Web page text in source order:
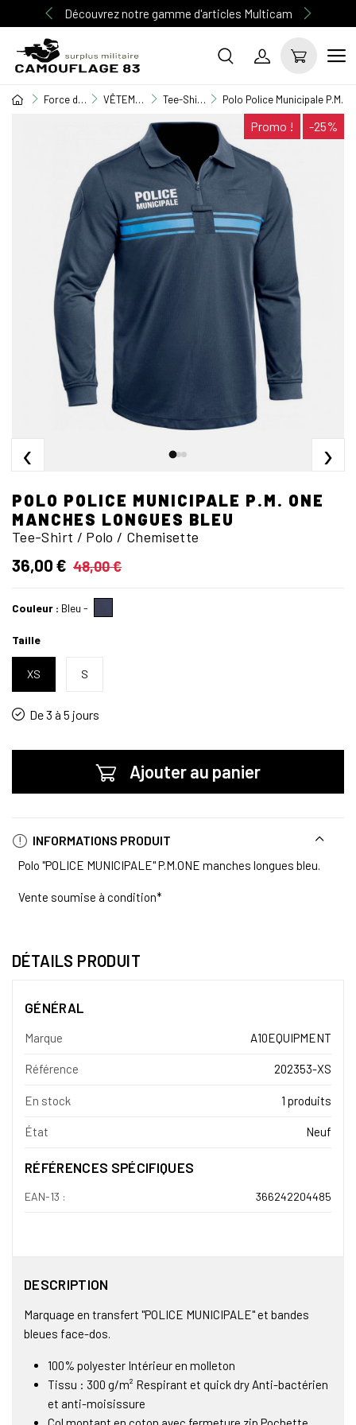
Découvrez notre gamme d'articles Multicam
Force de l'ordre VÊTEMENT GENDARMERIE / POLICE Tee-Shirt / Polo / Chemisette Polo Police Municipale P.M.
‹ ›
Promo ! -25%
POLO POLICE MUNICIPALE P.M. ONE
MANCHES LONGUES BLEU
Tee-Shirt / Polo / Chemisette
36,00 € 48,00 €
Couleur : Bleu -
Taille
XS S
De 3 à 5 jours
Ajouter au panier
INFORMATIONS PRODUIT
Polo "POLICE MUNICIPALE" P.M.ONE manches longues bleu.
Vente soumise à condition*
DÉTAILS PRODUIT
GÉNÉRAL
Marque A10EQUIPMENT
Référence 202353-XS
En stock 1 produits
État Neuf
RÉFÉRENCES SPÉCIFIQUES
EAN-13 : 366242204485
DESCRIPTION
Marquage en transfert "POLICE MUNICIPALE" et bandes
bleues face-dos.
100% polyester Intérieur en molleton
Tissu : 300 g/m² Respirant et quick dry Anti-bactérien
et anti-moisissure